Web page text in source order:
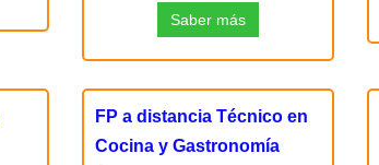
Saber más
FP a distancia Técnico en
Cocina y Gastronomía